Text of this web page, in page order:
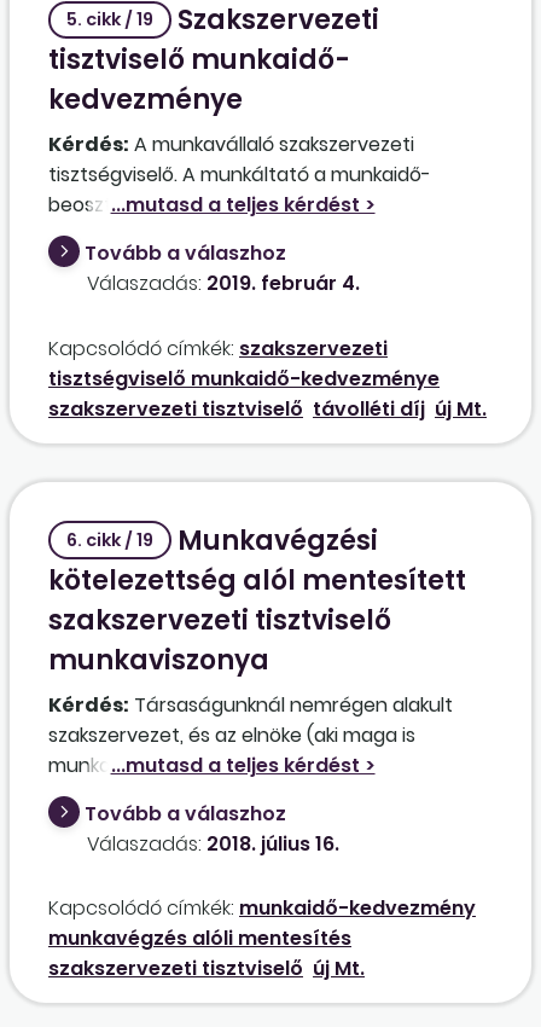
5. cikk / 19
Szakszervezeti
tisztviselő munkaidő-
kedvezménye
Kérdés: A munkavállaló szakszervezeti
tisztségviselő. A munkáltató a munkaidő-
beosztását egy hónapra előre közli. A
szakszervezet rendezvényt tart, melyre a
tisztségviselőt is meghívja, egyúttal jelzi a
munkáltatónak a munkaidő-kedvezmény
bekezdése szerint, legalább öt nappal
korábban, de rendszerint 10-15 nappal előbb.
Ugyanakkor a tisztségviselő munkaidő-
beosztása a jelzett napra pihenőnap. Ilyen
helyzet az egyenlőtlen munkaidő-beosztással
gyakran felmerül, mert a pihenőnapokat is
egyenlőtlenül osztja be a munkáltató. A
munkáltató köteles-e a munkaidő-beosztását
munkanappá változtatni, vagy a pihenőnapon
munkát nem végző tisztségviselő részére
Tovább a válaszhoz
Válaszadás: 2019. február 4.
Kapcsolódó címkék: szakszervezeti
tisztségviselő munkaidő-kedvezménye
szakszervezeti tisztviselő távolléti díj új Mt.
6. cikk / 19
Munkavégzési
kötelezettség alól mentesített
szakszervezeti tisztviselő
munkaviszonya
Kérdés: Társaságunknál nemrégen alakult
szakszervezet, és az elnöke (aki maga is
munkavállalónk) azzal fordult az
ügyvezetéshez, hogy a tagok utáni munkaidő-
kedvezményt egyedül fogja igénybe venni.
Ennek viszont az az eredménye, hogy a
munkavégzés alól, és többet nem fog dolgozni
(legalábbis ilyen taglétszám mellett). Ez
lehetséges?
Tovább a válaszhoz
Válaszadás: 2018. július 16.
Kapcsolódó címkék: munkaidő-kedvezmény
munkavégzés alóli mentesítés
szakszervezeti tisztviselő új Mt.